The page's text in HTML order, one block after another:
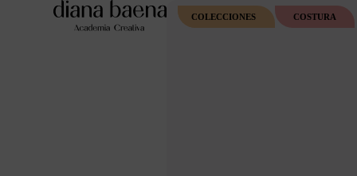
COLECCIONES COSTURA